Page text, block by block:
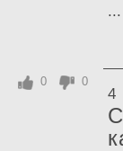
...
4
0 0